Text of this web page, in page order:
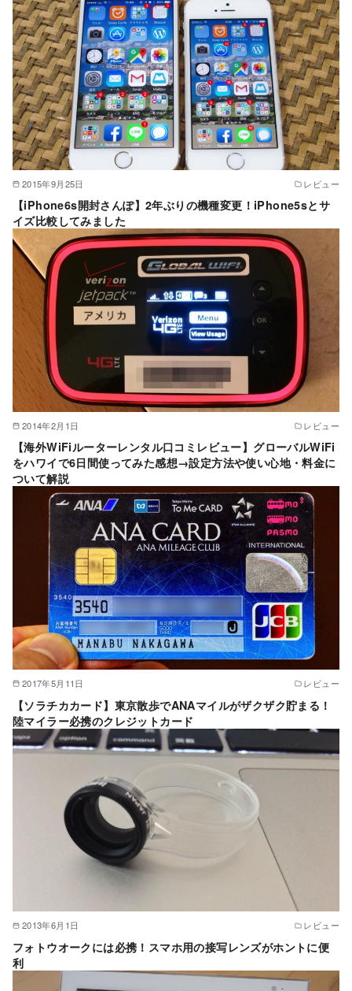
2015年9月25日 レビュー
【iPhone6s開封さんぽ】2年ぶりの機種変更！iPhone5sとサ
イズ比較してみました
2014年2月1日 レビュー
【海外WiFiルーターレンタル口コミレビュー】グローバルWiFi
をハワイで6日間使ってみた感想→設定方法や使い心地・料金に
ついて解説
2017年5月11日 レビュー
【ソラチカカード】東京散歩でANAマイルがザクザク貯まる！
陸マイラー必携のクレジットカード
2013年6月1日 レビュー
フォトウオークには必携！スマホ用の接写レンズがホントに便
利